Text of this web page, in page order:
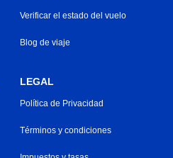
Verificar el estado del vuelo
Blog de viaje
LEGAL
Política de Privacidad
Términos y condiciones